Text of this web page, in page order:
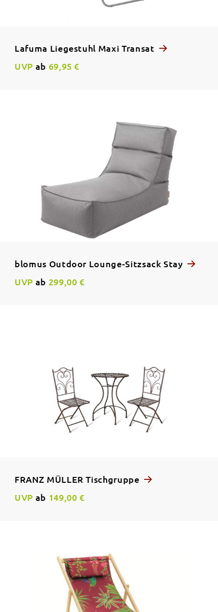
Lafuma Liegestuhl Maxi Transat
UVP ab 69,95 €
blomus Outdoor Lounge-Sitzsack Stay
UVP ab 299,00 €
FRANZ MÜLLER Tischgruppe
UVP ab 149,00 €